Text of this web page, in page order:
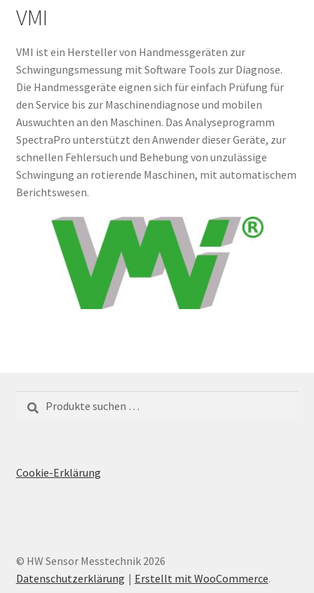
VMI
VMI ist ein Hersteller von Handmessgeräten zur
Schwingungsmessung mit Software Tools zur Diagnose.
Die Handmessgeräte eignen sich für einfach Prüfung für
den Service bis zur Maschinendiagnose und mobilen
Auswuchten an den Maschinen. Das Analyseprogramm
SpectraPro unterstützt den Anwender dieser Geräte, zur
schnellen Fehlersuch und Behebung von unzulässige
Schwingung an rotierende Maschinen, mit automatischem
Berichtswesen.
nach:
Cookie-Erklärung
© HW Sensor Messtechnik 2026
Datenschutzerklärung
Erstellt mit WooCommerce.